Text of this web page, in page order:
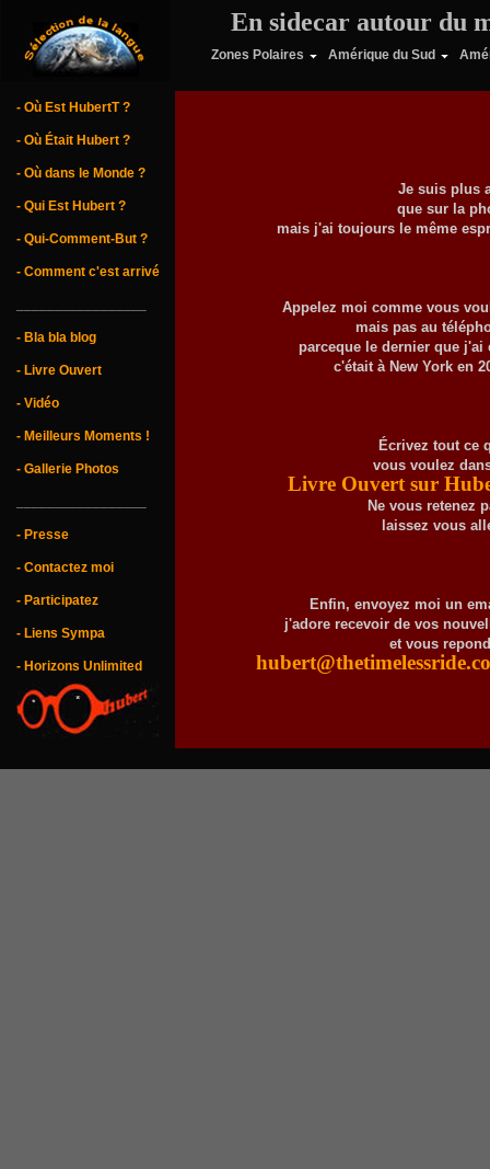
En sidecar autour du
Zones Polaires Amérique du Sud
- Où Est HubertT ?
- Où Était Hubert ?
- Où dans le Monde ?
- Qui Est Hubert ?
- Qui-Comment-But ?
- Comment c'est arrivé
- Bla bla blog
- Livre Ouvert
- Vidéo
- Meilleurs Moments !
- Gallerie Photos
- Presse
- Contactez moi
- Participatez
- Liens Sympa
- Horizons Unlimited
Je suis plus
que sur la
mais j'ai toujours le même
Appelez moi comme vous
mais pas au
parceque le dernier que j'ai
c'était à New York en
Écrivez tout ce
vous voulez
Livre Ouvert sur
Ne vous retenez
laissez vous
Enfin, envoyez moi un
j'adore recevoir de vos
et vous